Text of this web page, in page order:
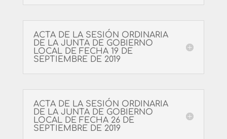
ACTA DE LA SESIÓN ORDINARIA
DE LA JUNTA DE GOBIERNO
LOCAL DE FECHA 19 DE
SEPTIEMBRE DE 2019
ACTA DE LA SESIÓN ORDINARIA
DE LA JUNTA DE GOBIERNO
LOCAL DE FECHA 26 DE
SEPTIEMBRE DE 2019